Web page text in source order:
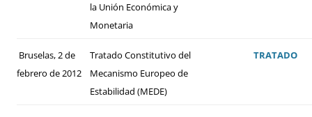
la Unión Económica y
Monetaria
Bruselas, 2 de
febrero de 2012
Tratado Constitutivo del
Mecanismo Europeo de
Estabilidad (MEDE)
TRATADO